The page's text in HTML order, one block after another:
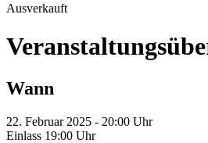
Ausverkauft
Wann
22. Februar 2025 - 20:00 Uhr
Einlass 19:00 Uhr